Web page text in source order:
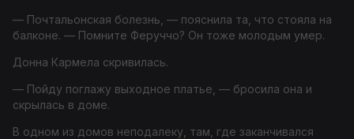
— Почтальонская болезнь, — пояснила та, что стояла на
балконе. — Помните Феруччо? Он тоже молодым умер.
Донна Кармела скривилась.
— Пойду поглажу выходное платье, — бросила она и
скрылась в доме.
В одном из домов неподалеку, там, где заканчивался